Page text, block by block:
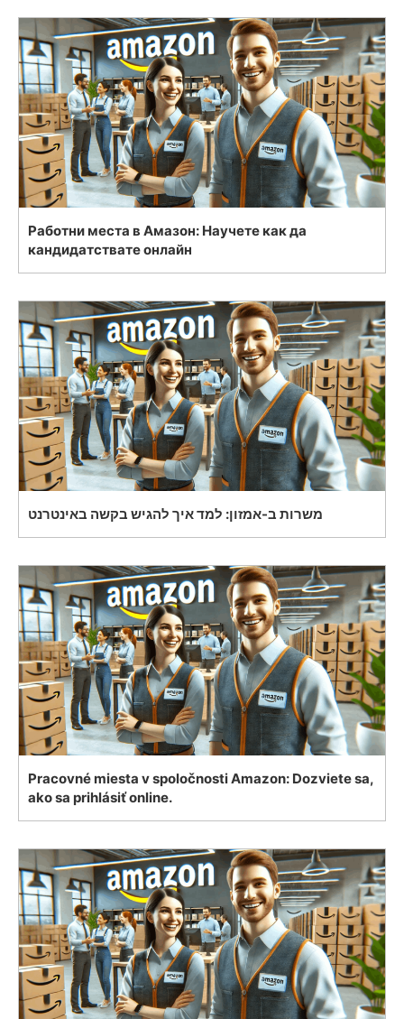
Работни места в Амазон: Научете как да
кандидатствате онлайн
משרות ב-אמזון: למד איך להגיש בקשה באינטרנט
Pracovné miesta v spoločnosti Amazon: Dozviete sa,
ako sa prihlásiť online.